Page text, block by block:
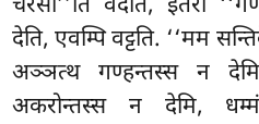
चरसी’’ति वदति, इतरो
देति, एवम्पि वट्टति. ‘‘मम
अञ्ञत्थ गण्हन्तस्स न
अकरोन्तस्स न देमि, धम्मं